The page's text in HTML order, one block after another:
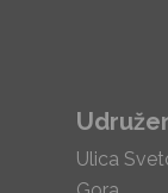
Ulica